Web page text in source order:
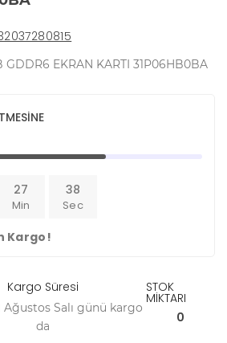
GDDR6 EKRAN KARTI 31P06HB0BA
27
Min
38
Sec
Kargo!
Kargo Süresi
Ağustos Salı günü kargo
da
STOK
MİKTARI
0